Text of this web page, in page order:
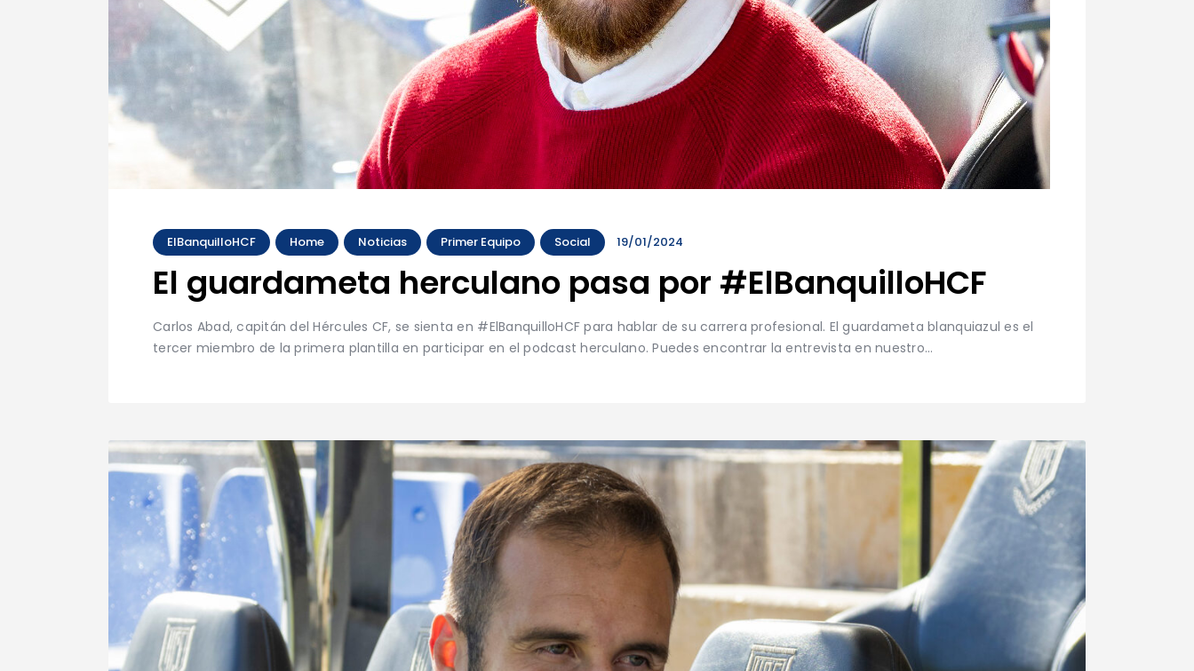
ElBanquilloHCF Home Noticias Primer Equipo Social 19/01/2024
El guardameta herculano pasa por #ElBanquilloHCF
Carlos Abad, capitán del Hércules CF, se sienta en #ElBanquilloHCF para hablar de su carrera profesional. El guardameta blanquiazul es el
tercer miembro de la primera plantilla en participar en el podcast herculano. Puedes encontrar la entrevista en nuestro…